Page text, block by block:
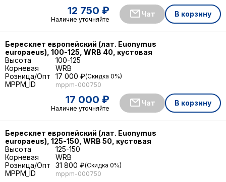
12 750 ₽
Наличие уточняйте
Чат В корзину
Бересклет европейский (лат. Euonymus
europaeus), 100-125, WRB 40, кустовая
Высота
100-125
Корневая
WRB
Розница/Опт
17 000 ₽ Скидка 0%
17 000 ₽
Наличие уточняйте
Чат В корзину
MPPM_ID mppm-000750
Бересклет европейский (лат. Euonymus
europaeus), 125-150, WRB 50, кустовая
Высота
125-150
Корневая
WRB
Розница/Опт
31 800 ₽ Скидка 0%
MPPM_ID mppm-000750